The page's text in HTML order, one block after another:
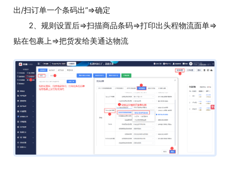
出/扫订单一个条码出”=>确定
2、规则设置后=>扫描商品条码=>打印出头程物流面单=>
贴在包裹上=>把货发给美通达物流